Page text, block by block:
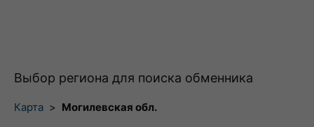
Выбор региона для поиска обменника
Карта > Могилевская обл.